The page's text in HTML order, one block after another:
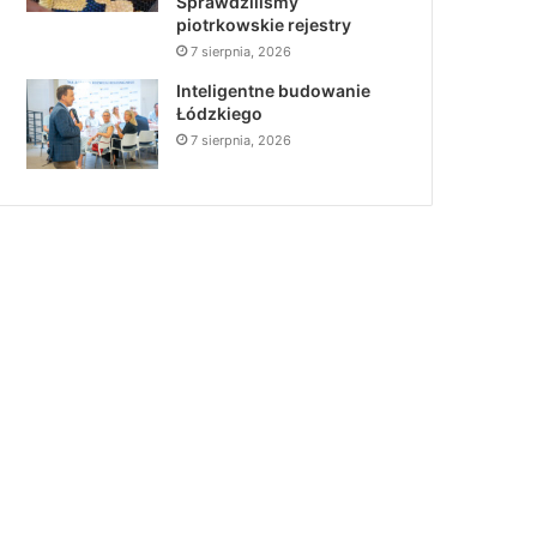
piotrkowskie rejestry
7 sierpnia, 2026
Inteligentne budowanie
Łódzkiego
7 sierpnia, 2026